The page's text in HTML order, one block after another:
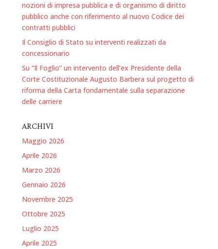
nozioni di impresa pubblica e di organismo di diritto
pubblico anche con riferimento al nuovo Codice dei
contratti pubblici
Il Consiglio di Stato su interventi realizzati da
concessionario
Su “Il Foglio” un intervento dell’ex Presidente della
Corte Costituzionale Augusto Barbera sul progetto di
riforma della Carta fondamentale sulla separazione
delle carriere
ARCHIVI
Maggio 2026
Aprile 2026
Marzo 2026
Gennaio 2026
Novembre 2025
Ottobre 2025
Luglio 2025
Aprile 2025